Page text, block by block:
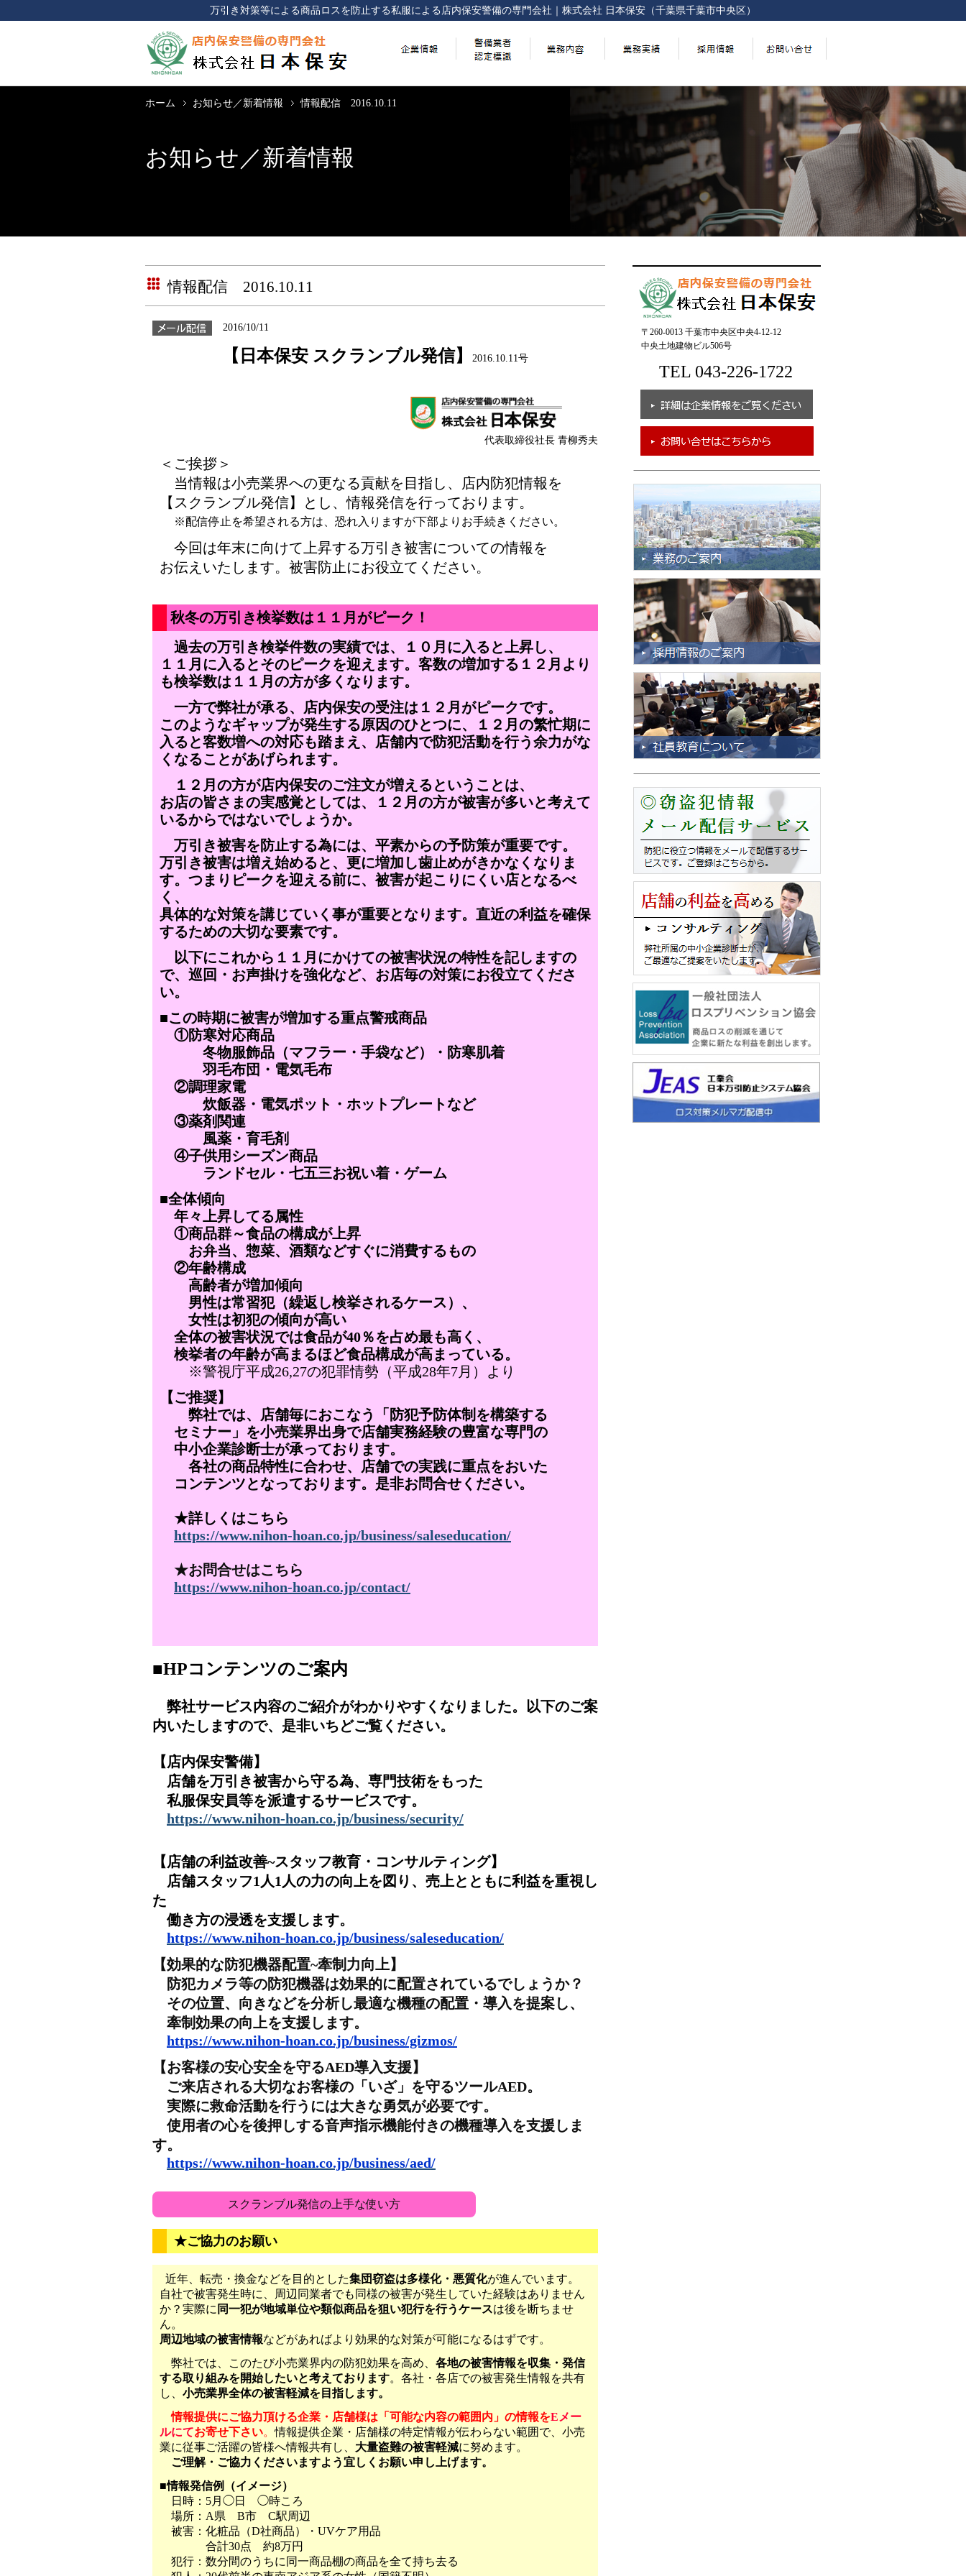
万引き対策等による商品ロスを防止する私服による店内保安警備の専門会社 株式会社 日本保安（千葉県千葉市中央区）
ホーム お知らせ／新着情報 情報配信 2016.10.11
お知らせ／新着情報
情報配信 2016.10.11
2016/10/11
【日本保安 スクランブル発信】 2016.10.11号
代表取締役社長 青柳秀夫
＜ご挨拶＞
当情報は小売業界への更なる貢献を目指し、店内防犯情報を
【スクランブル発信】とし、情報発信を行っております。
※配信停止を希望される方は、恐れ入りますが下部よりお手続きください。
今回は年末に向けて上昇する万引き被害についての情報を
お伝えいたします。被害防止にお役立てください。
秋冬の万引き検挙数は１１月がピーク！
過去の万引き検挙件数の実績では、１０月に入ると上昇し、
１１月に入るとそのピークを迎えます。客数の増加する１２月より
も検挙数は１１月の方が多くなります。
一方で弊社が承る、店内保安の受注は１２月がピークです。
このようなギャップが発生する原因のひとつに、１２月の繁忙期に
入ると客数増への対応も踏まえ、店舗内で防犯活動を行う余力がな
くなることがあげられます。
１２月の方が店内保安のご注文が増えるということは、
お店の皆さまの実感覚としては、１２月の方が被害が多いと考えて
いるからではないでしょうか。
万引き被害を防止する為には、平素からの予防策が重要です。
万引き被害は増え始めると、更に増加し歯止めがきかなくなりま
す。つまりピークを迎える前に、被害が起こりにくい店となるべ
く、
具体的な対策を講じていく事が重要となります。直近の利益を確保
するための大切な要素です。
以下にこれから１１月にかけての被害状況の特性を記しますの
で、巡回・お声掛けを強化など、お店毎の対策にお役立てくださ
い。
■この時期に被害が増加する重点警戒商品
①防寒対応商品
冬物服飾品（マフラー・手袋など）・防寒肌着
羽毛布団・電気毛布
②調理家電
炊飯器・電気ポット・ホットプレートなど
③薬剤関連
風薬・育毛剤
④子供用シーズン商品
ランドセル・七五三お祝い着・ゲーム
■全体傾向
年々上昇してる属性
①商品群～食品の構成が上昇
お弁当、惣菜、酒類などすぐに消費するもの
②年齢構成
高齢者が増加傾向
男性は常習犯（繰返し検挙されるケース）、
女性は初犯の傾向が高い
全体の被害状況では食品が40％を占め最も高く、
検挙者の年齢が高まるほど食品構成が高まっている。
※警視庁平成26,27の犯罪情勢（平成28年7月）より
【ご推奨】
弊社では、店舗毎におこなう「防犯予防体制を構築する
セミナー」を小売業界出身で店舗実務経験の豊富な専門の
中小企業診断士が承っております。
各社の商品特性に合わせ、店舗での実践に重点をおいた
コンテンツとなっております。是非お問合せください。
★詳しくはこちら
https://www.nihon-hoan.co.jp/business/saleseducation/
★お問合せはこちら
https://www.nihon-hoan.co.jp/contact/
■HPコンテンツのご案内
弊社サービス内容のご紹介がわかりやすくなりました。以下のご案
内いたしますので、是非いちどご覧ください。
【店内保安警備】
店舗を万引き被害から守る為、専門技術をもった
私服保安員等を派遣するサービスです。
https://www.nihon-hoan.co.jp/business/security/
【店舗の利益改善~スタッフ教育・コンサルティング】
店舗スタッフ1人1人の力の向上を図り、売上とともに利益を重視し
た
働き方の浸透を支援します。
https://www.nihon-hoan.co.jp/business/saleseducation/
【効果的な防犯機器配置~牽制力向上】
防犯カメラ等の防犯機器は効果的に配置されているでしょうか？
その位置、向きなどを分析し最適な機種の配置・導入を提案し、
牽制効果の向上を支援します。
https://www.nihon-hoan.co.jp/business/gizmos/
【お客様の安心安全を守るAED導入支援】
ご来店される大切なお客様の「いざ」を守るツールAED。
実際に救命活動を行うには大きな勇気が必要です。
使用者の心を後押しする音声指示機能付きの機種導入を支援しま
す。
https://www.nihon-hoan.co.jp/business/aed/
スクランブル発信の上手な使い方
★ご協力のお願い
近年、転売・換金などを目的とした集団窃盗は多様化・悪質化が進んでいます。
自社で被害発生時に、周辺同業者でも同様の被害が発生していた経験はありません
か？実際に 同一犯が地域単位や類似商品を狙い犯行を行うケースは後を断ちませ
ん。
周辺地域の被害情報などがあればより効果的な対策が可能になるはずです。
弊社では、このたび小売業界内の防犯効果を高め、 各地の被害情報を収集・発信
する取り組みを開始したいと考えております。各社・各店での被害発生情報を共有
し、 小売業界全体の被害軽減を目指します。
情報提供にご協力頂ける企業・店舗様は「可能な内容の範囲内」の情報をEメー
ルにてお寄せ下さい。情報提供企業・店舗様の特定情報が伝わらない範囲で、小売
業に従事ご活躍の皆様へ情報共有し、 大量盗難の被害軽減に努めます。
ご理解・ご協力くださいますよう宜しくお願い申し上げます。
■情報発信例（イメージ）
日時：5月◯日 ◯時ころ
場所：A県 B市 C駅周辺
被害：化粧品（D社商品）・UVケア用品
合計30点 約8万円
犯行：数分間のうちに同一商品棚の商品を全て持ち去る
〒260-0013 千葉市中央区中央4-12-12
中央土地建物ビル506号
TEL 043-226-1722